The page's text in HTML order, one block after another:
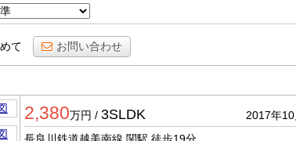
て お問い合わせ
2,380万円 / 3SLDK 2017年